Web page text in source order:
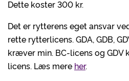
Dette koster 300 kr.
Det er rytterens eget ansvar
rette rytterlicens. GDA, GDB,
kræver min. BC-licens og
licens. Læs mere her.